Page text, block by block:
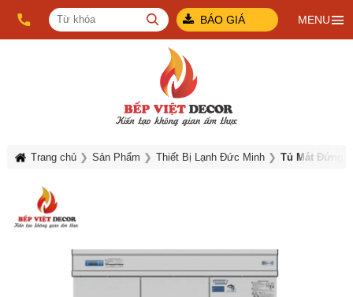
BÁO GIÁ MENU
Trang chủ Sản Phẩm Thiết Bị Lạnh Đức Minh Tủ Mát Đứng